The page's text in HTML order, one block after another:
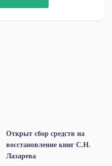
Открыт сбор средств на
восстановление книг С.Н.
Лазарева